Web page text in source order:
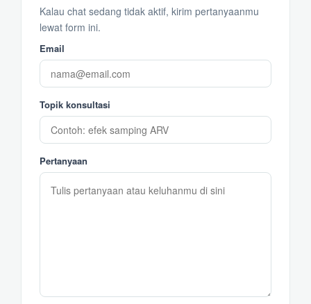
Kalau chat sedang tidak aktif, kirim pertanyaanmu
lewat form ini.
Email
Topik konsultasi
Pertanyaan